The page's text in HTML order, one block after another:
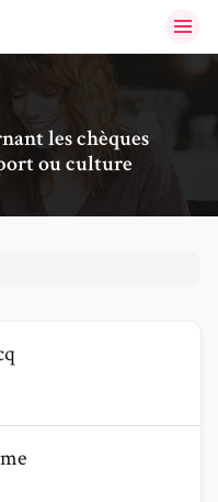
un avocat
les chèques
ou culture